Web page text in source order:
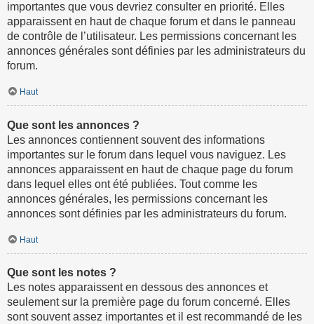
importantes que vous devriez consulter en priorité. Elles
apparaissent en haut de chaque forum et dans le panneau
de contrôle de l’utilisateur. Les permissions concernant les
annonces générales sont définies par les administrateurs du
forum.
Haut
Que sont les annonces ?
Les annonces contiennent souvent des informations
importantes sur le forum dans lequel vous naviguez. Les
annonces apparaissent en haut de chaque page du forum
dans lequel elles ont été publiées. Tout comme les
annonces générales, les permissions concernant les
annonces sont définies par les administrateurs du forum.
Haut
Que sont les notes ?
Les notes apparaissent en dessous des annonces et
seulement sur la première page du forum concerné. Elles
sont souvent assez importantes et il est recommandé de les